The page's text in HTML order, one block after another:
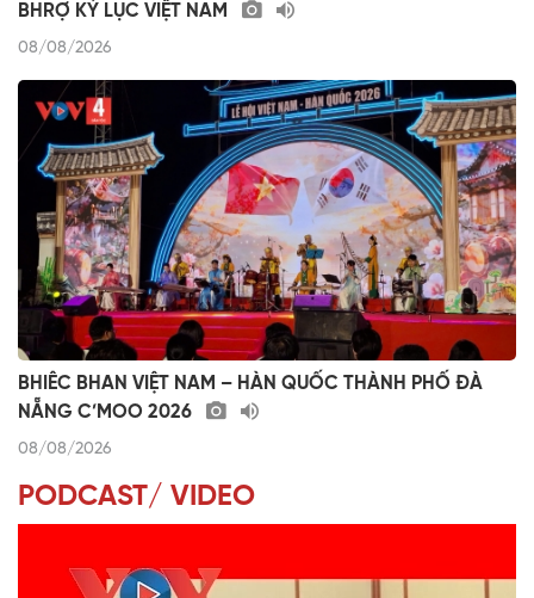
BHRỢ KỶ LỤC VIỆT NAM
08/08/2026
BHIÊC BHAN VIỆT NAM – HÀN QUỐC THÀNH PHỐ ĐÀ
NẴNG C’MOO 2026
08/08/2026
PODCAST/ VIDEO